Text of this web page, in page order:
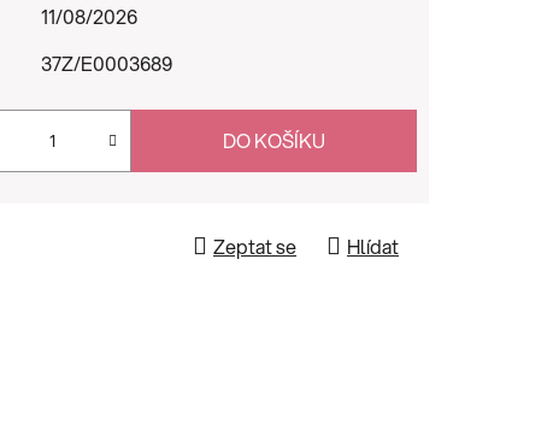
11/08/2026
37Z/E0003689
DO KOŠÍKU
Zeptat se Hlídat